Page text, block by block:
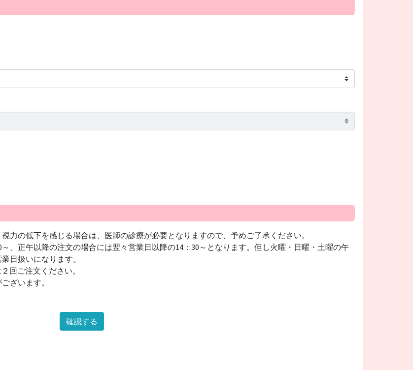
力の低下を感じる場合は、医師の診療が必要となりますので、予めご了承ください。
、正午以降の注文の場合には翌々営業日以降の14：30～となります。但し火曜・日曜・土曜の午
日扱いになります。
回ご注文ください。
ざいます。